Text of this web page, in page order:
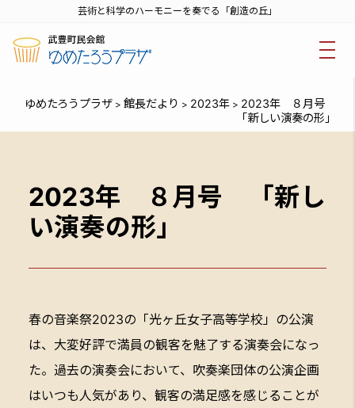
芸術と科学のハーモニーを奏でる「創造の丘」
ゆめたろうプラザ > 館長だより > 2023年 > 2023年 ８月号
「新しい演奏の形」
2023年 ８月号 「新し
い演奏の形」
春の音楽祭2023の「光ヶ丘女子高等学校」の公演
は、大変好評で満員の観客を魅了する演奏会になっ
た。過去の演奏会において、吹奏楽団体の公演企画
はいつも人気があり、観客の満足感を感じることが